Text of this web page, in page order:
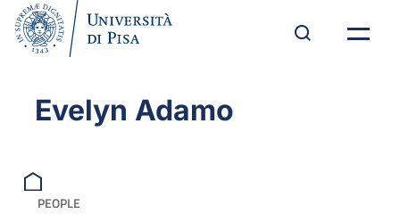
Evelyn Adamo
PEOPLE